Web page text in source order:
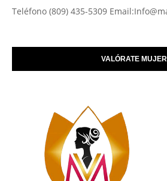
Teléfono (809) 435-5309
VALÓRATE MUJER